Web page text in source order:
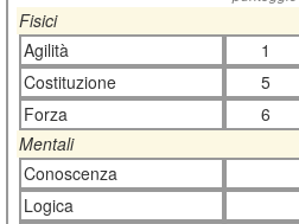
Fisici
Agilità
1
Costituzione
5
Forza
6
Mentali
Conoscenza
Logica